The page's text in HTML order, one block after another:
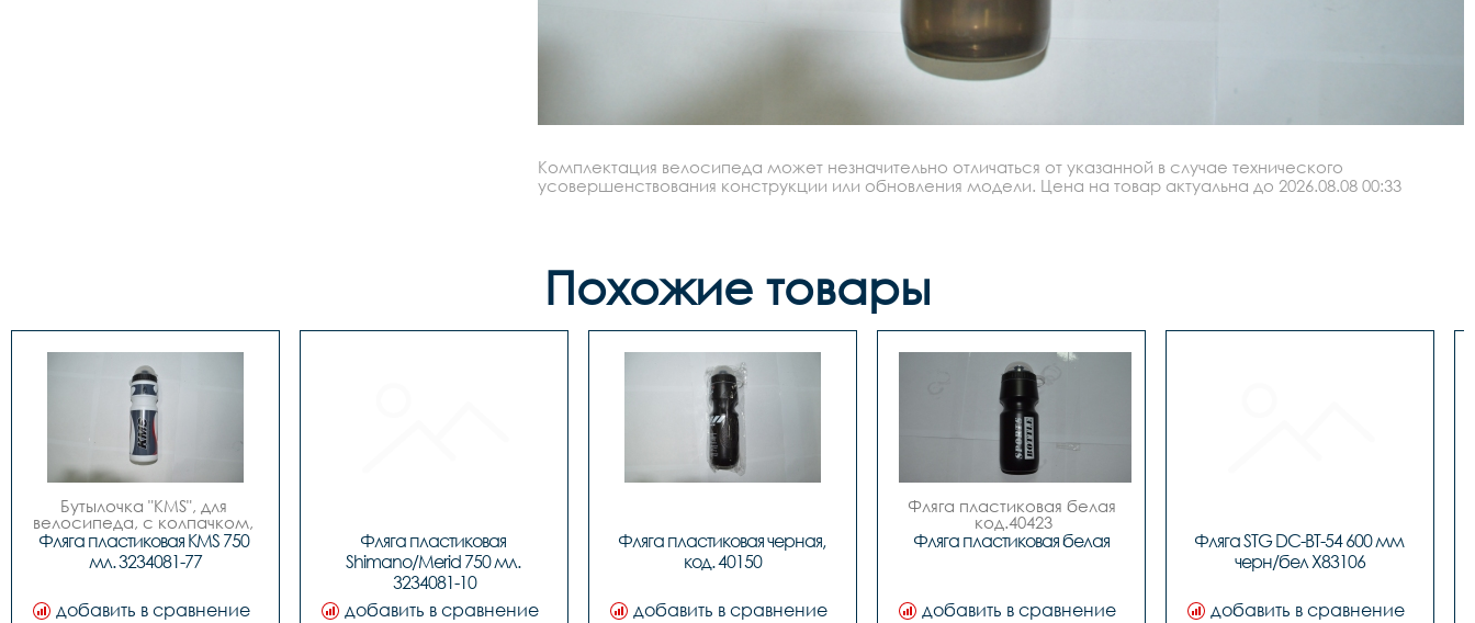
Комплектация велосипеда может незначительно отличаться от указанной в случае технического
усовершенствования конструкции или обновления модели. Цена на товар актуальна до 2026.08.08 00:33
Похожие товары
Бутылочка "KMS", для
велосипеда, с колпачком,
пластиковая, 750мл, 3
цвета (бело/синие, бело/
красные, бело/зеленые),
Фляга пластиковая KMS 750
мл. 3234081-77
добавить в сравнение
Фляга пластиковая
Shimano/Merid 750 мл.
3234081-10
добавить в сравнение
Фляга пластиковая черная,
код. 40150
добавить в сравнение
Фляга пластиковая белая
код.40423
Фляга пластиковая белая
добавить в сравнение
Фляга STG DC-BT-54 600 мм
черн/бел X83106
добавить в сравнение